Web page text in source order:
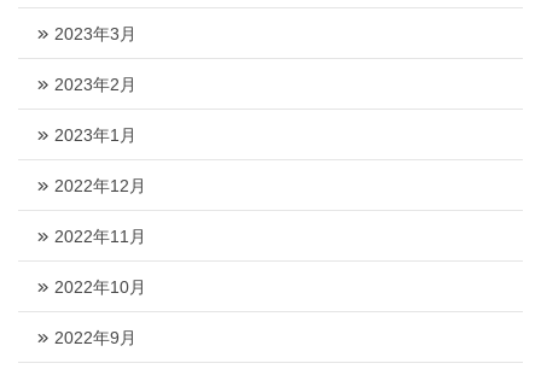
2023年3月
2023年2月
2023年1月
2022年12月
2022年11月
2022年10月
2022年9月